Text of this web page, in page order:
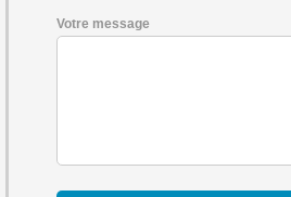
Votre message